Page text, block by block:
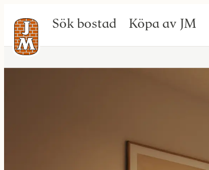
Sök bostad Köpa av JM